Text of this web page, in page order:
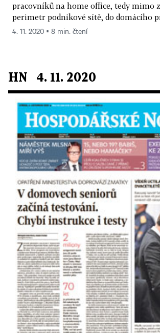
pracovníků na home office, tedy mimo
perimetr podnikové sítě, do domácího
4. 11. 2020 ▪ 8 min. čtení
HN 4. 11. 2020